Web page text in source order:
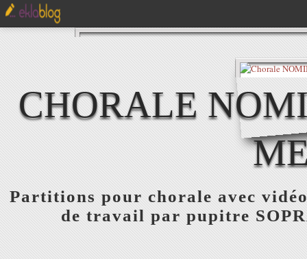
CHORALE
Partitions pour chorale avec
de travail par pupitre